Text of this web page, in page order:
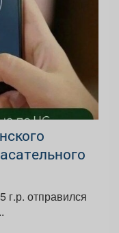
г.р. отправился